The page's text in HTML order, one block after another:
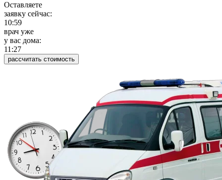
Оставляете
заявку сейчас:
10:59
врач уже
у вас дома:
11:27
рассчитать стоимость